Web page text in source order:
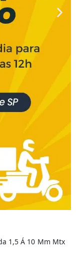
1,5 Á 10 Mm Mtx